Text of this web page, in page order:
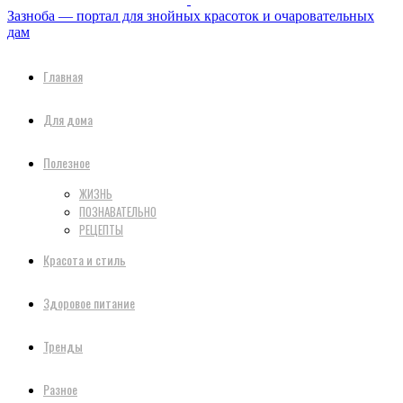
Зазноба — портал для знойных красоток и очаровательных
дам
Главная
Для дома
Полезное
ЖИЗНЬ
ПОЗНАВАТЕЛЬНО
РЕЦЕПТЫ
Красота и стиль
Здоровое питание
Тренды
Разное